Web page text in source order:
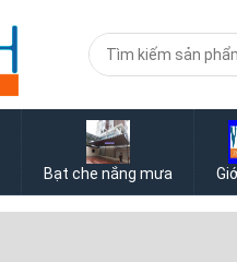
Bạt che nắng mưa